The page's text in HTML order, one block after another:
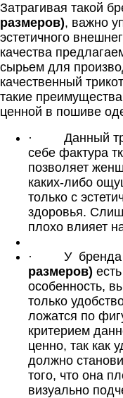
Затрагивая такой
размеров), важно
эстетичного
качества
сырьем для
качественный
такие
ценной в пошиве
·
Данный
себе фактура
позволяет
каких-либо
только с
здоровья.
плохо влияет
· У бренда
размеров)
особенность,
только
ложатся по
критерием
ценно, так как
должно
того, что она
визуально